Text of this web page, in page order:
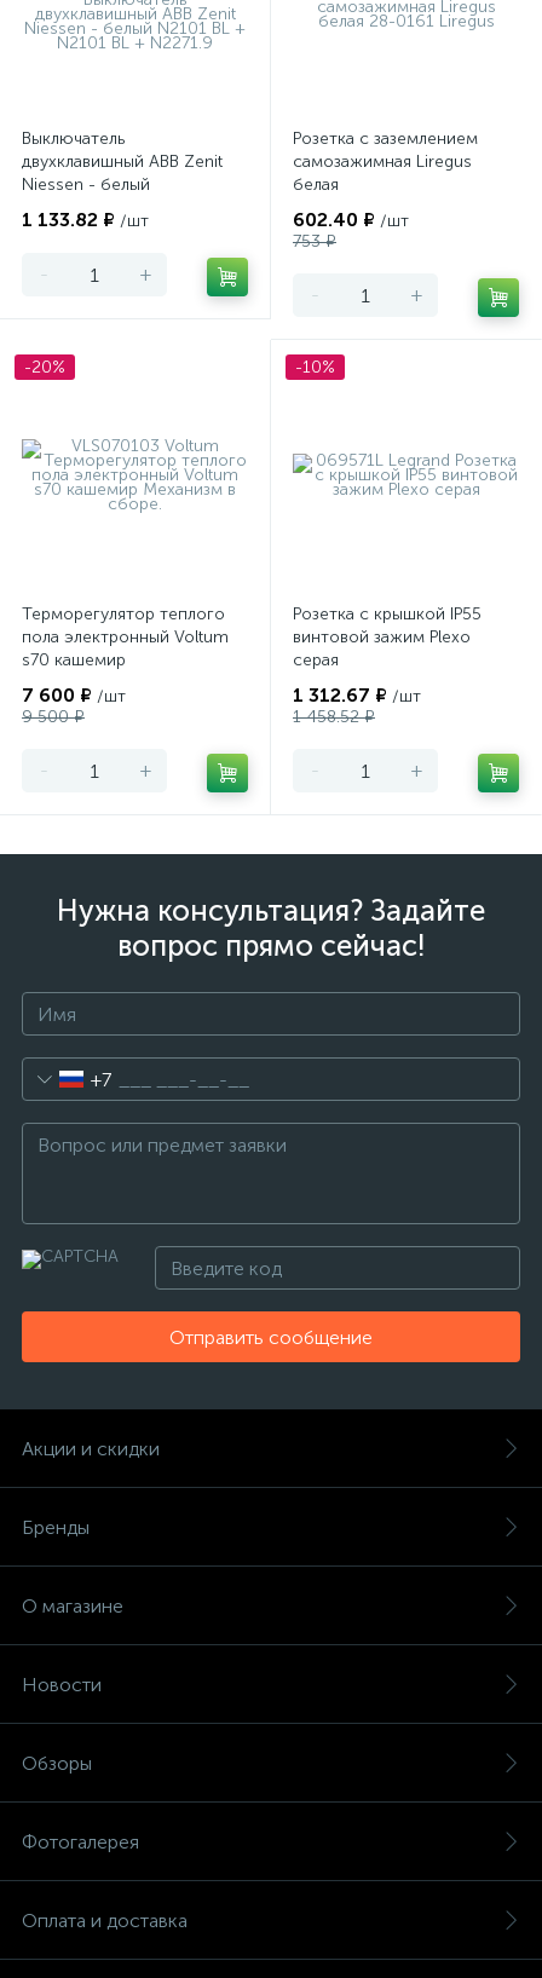
Выключатель
двухклавишный ABB Zenit
Niessen - белый
1 133.82 ₽ /шт
- +
Розетка с заземлением
самозажимная Liregus
белая
602.40 ₽ /шт
753 ₽
- +
-20%
Терморегулятор теплого
пола электронный Voltum
s70 кашемир
7 600 ₽ /шт
9 500 ₽
- +
-10%
Розетка с крышкой IP55
винтовой зажим Plexo
серая
1 312.67 ₽ /шт
1 458.52 ₽
- +
Нужна консультация? Задайте
вопрос прямо сейчас!
+7
Отправить сообщение
Акции и скидки
Бренды
О магазине
Новости
Обзоры
Фотогалерея
Оплата и доставка